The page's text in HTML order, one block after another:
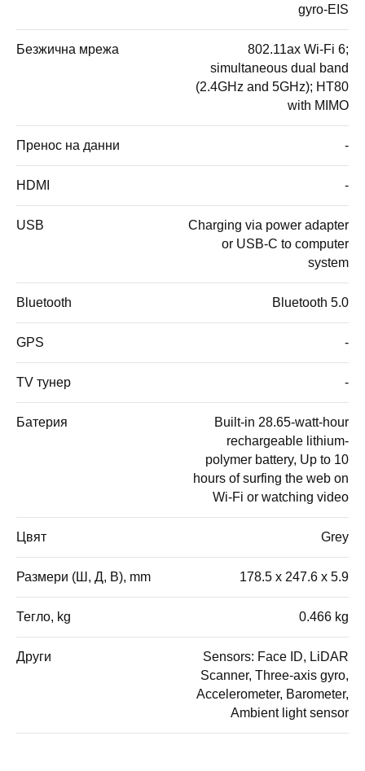
gyro-EIS
Безжична мрежа
802.11ax Wi-Fi 6;
simultaneous dual band
(2.4GHz and 5GHz); HT80
with MIMO
Пренос на данни -
HDMI -
USB
Charging via power adapter
or USB-C to computer
system
Bluetooth Bluetooth 5.0
GPS -
TV тунер -
Батерия
Built-in 28.65-watt-hour
rechargeable lithium-
polymer battery, Up to 10
hours of surfing the web on
Wi-Fi or watching video
Цвят Grey
Размери (Ш, Д, В), mm 178.5 x 247.6 x 5.9
Тегло, kg 0.466 kg
Други
Sensors: Face ID, LiDAR
Scanner, Three-axis gyro,
Accelerometer, Barometer,
Ambient light sensor